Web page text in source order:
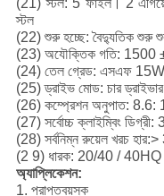
(21) স্টল: 5 ফাইল। 2
স্টল
(22) শুরু হচ্ছে: বৈদ্যুতিক শুরু
(23) অযৌক্তিক গতি: 1500 ±
(24) তেল গ্রেড: এসএফ
(25) ড্রাইভ মোড: চার ড্রাইভার
(26) কম্প্রেশন অনুপাত: 8.6:
(27) সর্বোচ্চ ক্লাইম্বিং ডিগ্রী:
(28) সর্বনিম্ন রুয়েল খরচ
(2 9) ধারক: 20/40 /
অ্যাপ্লিকেশন:
1. প্রাপ্তবয়স্ক